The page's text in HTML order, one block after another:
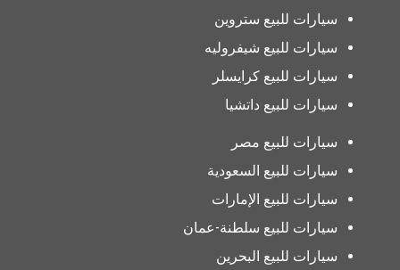
سيارات للبيع ستروين
سيارات للبيع شيفروليه
سيارات للبيع كرايسلر
سيارات للبيع داتشيا
سيارات للبيع مصر
سيارات للبيع السعودية
سيارات للبيع الإمارات
سيارات للبيع سلطنة-عمان
سيارات للبيع البحرين